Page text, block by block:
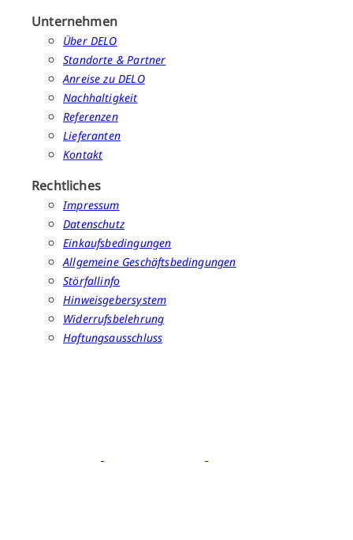
Unternehmen
Über DELO
Standorte & Partner
Anreise zu DELO
Nachhaltigkeit
Referenzen
Lieferanten
Kontakt
Rechtliches
Impressum
Datenschutz
Einkaufsbedingungen
Allgemeine Geschäftsbedingungen
Störfallinfo
Hinweisgebersystem
Widerrufsbelehrung
Haftungsausschluss